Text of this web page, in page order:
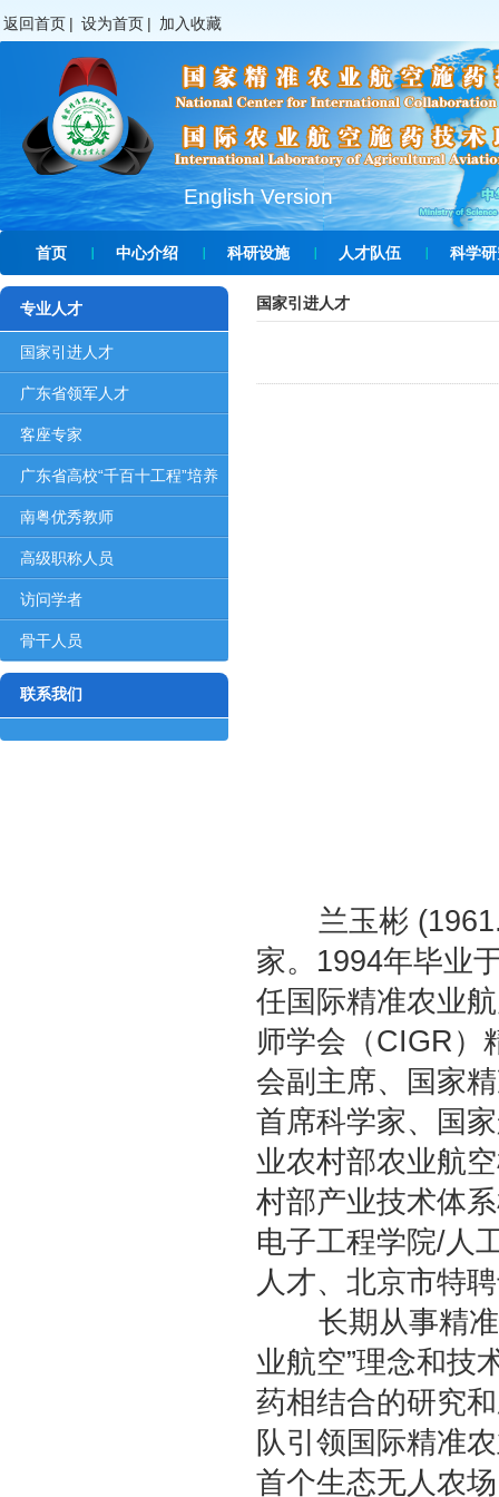
返回首页 | 设为首页 | 加入收藏
English Version
首页 中心介绍 科研设施 人才队伍 科学
专业人才
国家引进人才
广东省领军人才
客座专家
广东省高校“千百十工程”培养
对象
南粤优秀教师
高级职称人员
访问学者
骨干人员
联系我们
国家引进人才
兰玉彬
家。1994年毕业
任国际精准农业
师学会（CIGR）
会副主席、国家
首席科学家、国
业农村部农业航
村部产业技术体
电子工程学院/人
人才、北京市特
长期从事精
业航空”理念和技
药相结合的研究
队引领国际精准
首个生态无人农